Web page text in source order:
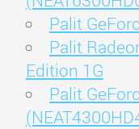
Palit
Palit
Edition 1G
Palit